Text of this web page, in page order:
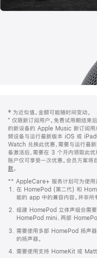
页
页
脚
注
‡ 为近似值。金额可能随时间变动。
⁺ 仅限新订阅用户。免费试用期结束
的新设备的 Apple Music 新订阅用
频设备与运行最新版本 iOS 或
Watch 兑换此优惠，需要与运行最
备激活后，需要在 3 个月内领取此
账户仅可享受一次优惠。会员方案将
款。
窗
口
中
打
开)
** AppleCare+ 服务计划可为使用
在 HomePod (第二代) 和
能的 app 中的兼容内容。并非所
组建 HomePod 立体声组合需
HomePod mini、两部
需要使用多部 HomePod 扬声
的扬声器。
需要使用支持 HomeKit 或